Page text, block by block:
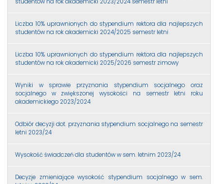
Liczba 10% uprawnionych do stypendium rektora dla najlepszych
studentów na rok akademicki 2024/2025 semestr letni
Liczba 10% uprawnionych do stypendium rektora dla najlepszych
studentów na rok akademicki 2025/2026 semestr zimowy
Wyniki w sprawie przyznania stypendium socjalnego oraz
socjalnego w zwiększonej wysokości na semestr letni roku
akademickiego 2023/2024
Odbiór decyzji dot. przyznania stypendium socjalnego na semestr
letni 2023/24
Wysokość świadczeń dla studentów w sem. letnim 2023/24
Decyzje zmieniające wysokość stypendium socjalnego w sem.